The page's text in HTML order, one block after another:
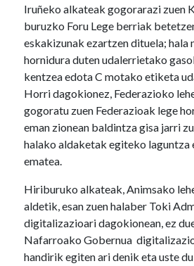
Iruñeko alkateak gogorarazi zuen
buruzko Foru Lege berriak
eskakizunak ezartzen dituela; hala
hornidura duten udalerrietako
kentzea edota C motako etiketa
Horri dagokionez, Federazioko
gogoratu zuen Federazioak lege
eman zionean baldintza gisa jarri
halako aldaketak egiteko laguntza
ematea.
Hiriburuko alkateak, Animsako
aldetik, esan zuen halaber Toki
digitalizazioari dagokionean, ez
Nafarroako Gobernua
handirik egiten ari denik eta uste